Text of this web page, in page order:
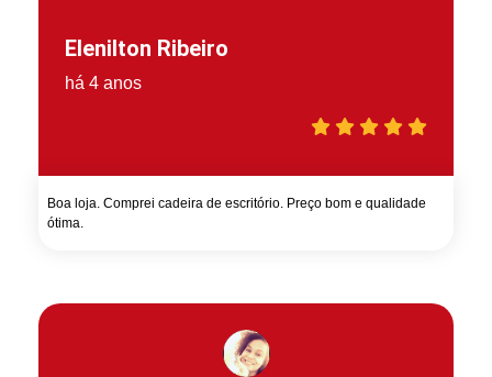
Elenilton Ribeiro
há 4 anos
Boa loja. Comprei cadeira de escritório. Preço bom e qualidade
ótima.